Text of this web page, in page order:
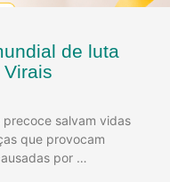
de luta
salvam vidas
que provocam
por …